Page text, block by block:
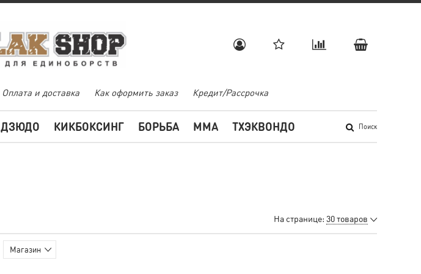
Оплата и доставка Как оформить заказ Кредит/Рассрочка
Поиск
ДЗЮДО КИКБОКСИНГ БОРЬБА MMA ТХЭКВОНДО
На странице: 30 товаров
Магазин